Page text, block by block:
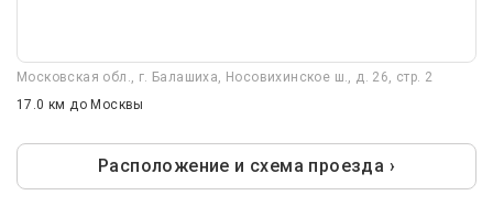
Московская обл., г. Балашиха, Носовихинское ш., д. 26, стр. 2
17.0 кмдо Москвы
Расположение и схема проезда ›